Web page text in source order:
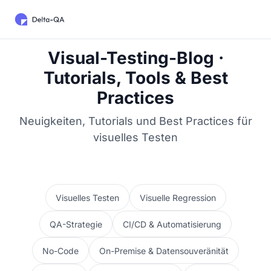
Visual-Testing-Blog ·
Tutorials, Tools & Best
Practices
Neuigkeiten, Tutorials und Best Practices für
visuelles Testen
Visuelles Testen Visuelle Regression
QA-Strategie CI/CD & Automatisierung
No-Code On-Premise & Datensouveränität